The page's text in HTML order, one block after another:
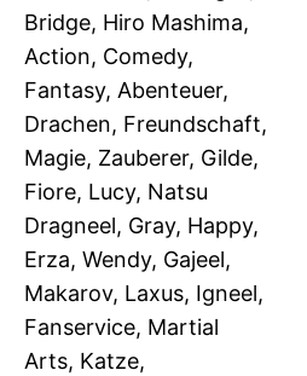
Bridge, Hiro Mashima,
Action, Comedy,
Fantasy, Abenteuer,
Drachen, Freundschaft,
Magie, Zauberer, Gilde,
Fiore, Lucy, Natsu
Dragneel, Gray, Happy,
Erza, Wendy, Gajeel,
Makarov, Laxus, Igneel,
Fanservice, Martial
Arts, Katze,